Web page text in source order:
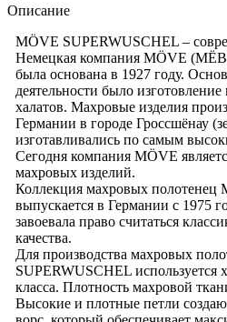
Описание
MÖVE SUPERWUSCHEL –
Немецкая компания MÖVE (МЁВ
была основана в 1927 году.
деятельности было
халатов. Махровые изделия
Германии в городе Гроссшёнау
изготавливались по самым
Сегодня компания MÖVE
махровых изделий.
Коллекция махровых полотенец
выпускается в Германии с 1975
завоевала право считаться
качества.
Для производства махровых
SUPERWUSCHEL используется
класса. Плотность махровой
Высокие и плотные петли